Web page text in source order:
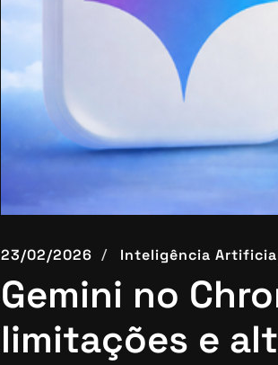
23/02/2026 Inteligência
Gemini no
limitações e